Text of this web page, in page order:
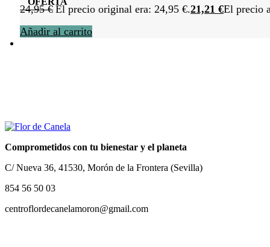
24,95€ El precio original era: 24,95 €.21,21 €El precio
Añadir al carrito
Comprometidos con tu bienestar y el planeta
C/ Nueva 36, 41530, Morón de la Frontera (Sevilla)
854 56 50 03
centroflordecanelamoron@gmail.com